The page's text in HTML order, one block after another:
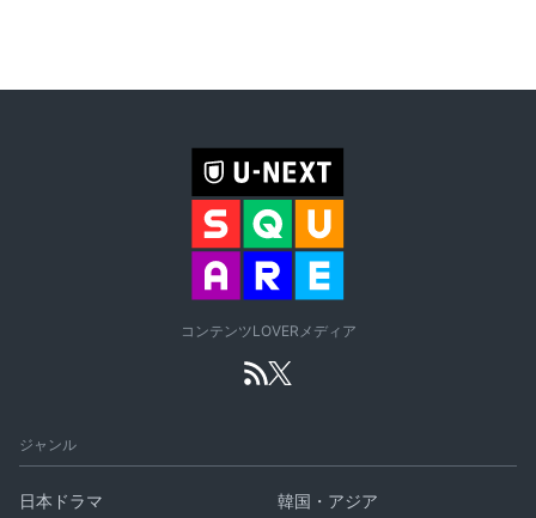
コンテンツLOVERメディア
ジャンル
日本ドラマ
韓国・アジア